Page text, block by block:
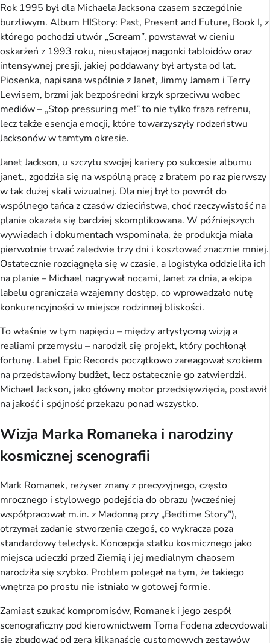
Rok 1995 był dla Michaela Jacksona czasem szczególnie
burzliwym. Album HIStory: Past, Present and Future, Book I, z
którego pochodzi utwór „Scream”, powstawał w cieniu
oskarżeń z 1993 roku, nieustającej nagonki tabloidów oraz
intensywnej presji, jakiej poddawany był artysta od lat.
Piosenka, napisana wspólnie z Janet, Jimmy Jamem i Terry
Lewisem, brzmi jak bezpośredni krzyk sprzeciwu wobec
mediów – „Stop pressuring me!” to nie tylko fraza refrenu,
lecz także esencja emocji, które towarzyszyły rodzeństwu
Jacksonów w tamtym okresie.
Janet Jackson, u szczytu swojej kariery po sukcesie albumu
janet., zgodziła się na wspólną pracę z bratem po raz pierwszy
w tak dużej skali wizualnej. Dla niej był to powrót do
wspólnego tańca z czasów dzieciństwa, choć rzeczywistość na
planie okazała się bardziej skomplikowana. W późniejszych
wywiadach i dokumentach wspominała, że produkcja miała
pierwotnie trwać zaledwie trzy dni i kosztować znacznie mniej.
Ostatecznie rozciągnęła się w czasie, a logistyka oddzieliła ich
na planie – Michael nagrywał nocami, Janet za dnia, a ekipa
labelu ograniczała wzajemny dostęp, co wprowadzało nutę
konkurencyjności w miejsce rodzinnej bliskości.
To właśnie w tym napięciu – między artystyczną wizją a
realiami przemysłu – narodził się projekt, który pochłonął
fortunę. Label Epic Records początkowo zareagował szokiem
na przedstawiony budżet, lecz ostatecznie go zatwierdził.
Michael Jackson, jako główny motor przedsięwzięcia, postawił
na jakość i spójność przekazu ponad wszystko.
Wizja Marka Romaneka i narodziny
kosmicznej scenografii
Mark Romanek, reżyser znany z precyzyjnego, często
mrocznego i stylowego podejścia do obrazu (wcześniej
współpracował m.in. z Madonną przy „Bedtime Story”),
otrzymał zadanie stworzenia czegoś, co wykracza poza
standardowy teledysk. Koncepcja statku kosmicznego jako
miejsca ucieczki przed Ziemią i jej medialnym chaosem
narodziła się szybko. Problem polegał na tym, że takiego
wnętrza po prostu nie istniało w gotowej formie.
Zamiast szukać kompromisów, Romanek i jego zespół
scenograficzny pod kierownictwem Toma Fodena zdecydowali
się zbudować od zera kilkanaście customowych zestawów